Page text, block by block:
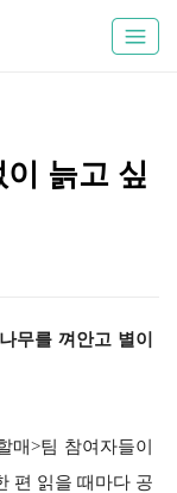
늙고 싶
무를 껴안고 별이
매>팀 참여자들이
편 읽을 때마다 공